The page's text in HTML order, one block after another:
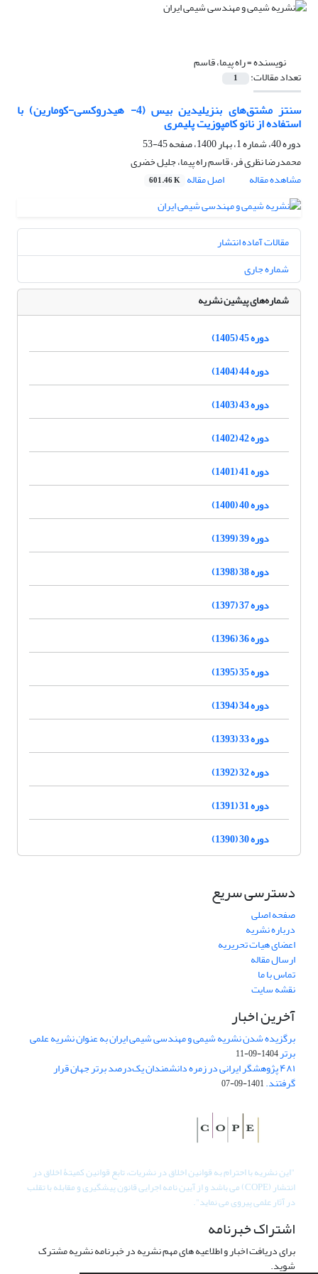
نویسنده =راه پیما، قاسم
تعداد مقالات: 1
سنتز مشتق‌های بنزیلیدین بیس (‌4- هیدروکسی-کومارین‌) با
استفاده از نانو کامپوزیت پلیمری
دوره 40، شماره 1، بهار 1400، صفحه
45-53
محمدرضا نظری فر، قاسم راه پیما، جلیل خضری
مشاهده مقاله
اصل مقاله 601.46 K
مقالات آماده انتشار
شماره جاری
شماره‌های پیشین نشریه
دوره 45 (1405)
دوره 44 (1404)
دوره 43 (1403)
دوره 42 (1402)
دوره 41 (1401)
دوره 40 (1400)
دوره 39 (1399)
دوره 38 (1398)
دوره 37 (1397)
دوره 36 (1396)
دوره 35 (1395)
دوره 34 (1394)
دوره 33 (1393)
دوره 32 (1392)
دوره 31 (1391)
دوره 30 (1390)
دسترسی سریع
صفحه اصلی
درباره نشریه
اعضای هیات تحریریه
ارسال مقاله
تماس با ما
نقشه سایت
آخرین اخبار
برگزیده شدن نشریه شیمی و مهندسی شیمی ایران به عنوان نشریه علمی
برتر1404-09-11
۴۸۱ پژوهشگر ایرانی در زمره دانشمندان یک‌درصد برتر جهان قرار
گرفتند.1401-09-07
"این نشریه با احترام به قوانین اخلاق در نشریات، تابع قوانین کمیتۀ اخلاق در
انتشار (COPE) می باشد و از آیین نامه اجرایی قانون پیشگیری و مقابله با تقلب
در آثار علمی پیروی می نماید".
اشتراک خبرنامه
برای دریافت اخبار و اطلاعیه های مهم نشریه در خبرنامه نشریه مشترک
شوید.